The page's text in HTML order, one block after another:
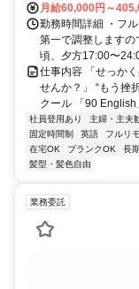
月給60,000円～
勤務時間詳細 ・フ
第一で調整します
頃、夕方17:00〜
仕事内容 「せっか
せんか？」 “もう挫
クール 「90 English
社員登用あり 主婦・主夫
固定時間制
英語 フルリ
在宅OK
ブランクOK 長
髪型・髪色自由
業務委託